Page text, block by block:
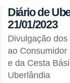
Diário de
21/01/2023
Divulgação
ao Consumidor
e da Cesta
Uberlândia